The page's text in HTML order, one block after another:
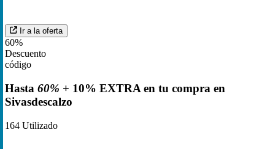
Ir a la oferta
60%
Descuento
código
Hasta 60% + 10% EXTRA en tu compra en
Sivasdescalzo
164 Utilizado